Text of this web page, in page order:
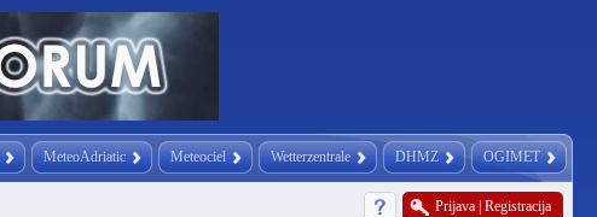
MeteoAdriatic Meteociel Wetterzentrale DHMZ OGIMET
Prijava Registracija